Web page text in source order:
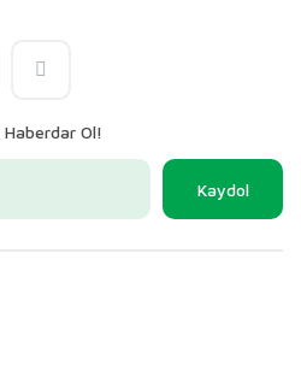
Haberdar Ol!
Kaydol